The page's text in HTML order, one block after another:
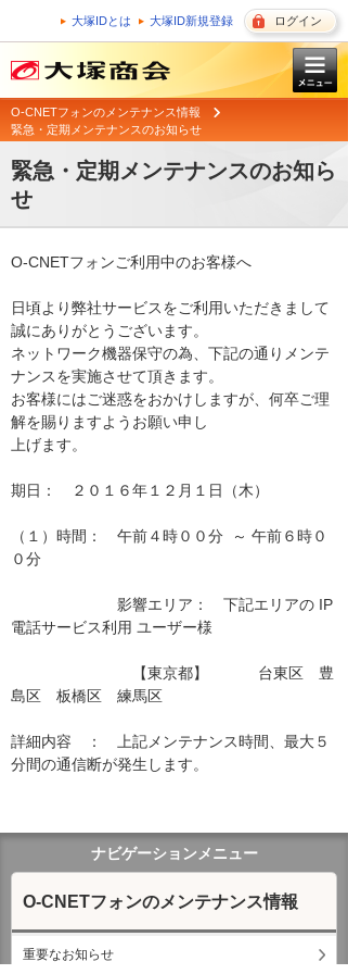
大塚IDとは 大塚ID新規登録 ログイン
O-CNETフォンのメンテナンス情報
緊急・定期メンテナンスのお知らせ
緊急・定期メンテナンスのお知ら
せ
O-CNETフォンご利用中のお客様へ
日頃より弊社サービスをご利用いただきまして
誠にありがとうございます。
ネットワーク機器保守の為、下記の通りメンテ
ナンスを実施させて頂きます。
お客様にはご迷惑をおかけしますが、何卒ご理
解を賜りますようお願い申し
上げます。
期日：　２０１６年１２月１日（木）
（１）時間：　午前４時００分  ～ 午前６時０
０分
影響エリア：　下記エリアの IP
電話サービス利用 ユーザー様
【東京都】　　　 台東区　豊
島区　板橋区　練馬区
詳細内容　：　上記メンテナンス時間、最大５
分間の通信断が発生します。
ナビゲーションメニュー
O-CNETフォンのメンテナンス情報
重要なお知らせ